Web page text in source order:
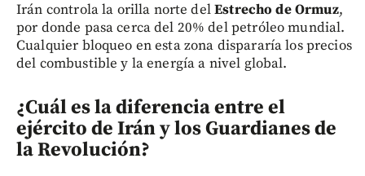
Irán controla la orilla norte delEstrecho de Ormuz,
por donde pasa cerca del 20% del petróleo mundial.
Cualquier bloqueo en esta zona dispararía los precios
del combustible y la energía a nivel global.
¿Cuál es la diferencia entre el
ejército de Irán y los Guardianes de
la Revolución?